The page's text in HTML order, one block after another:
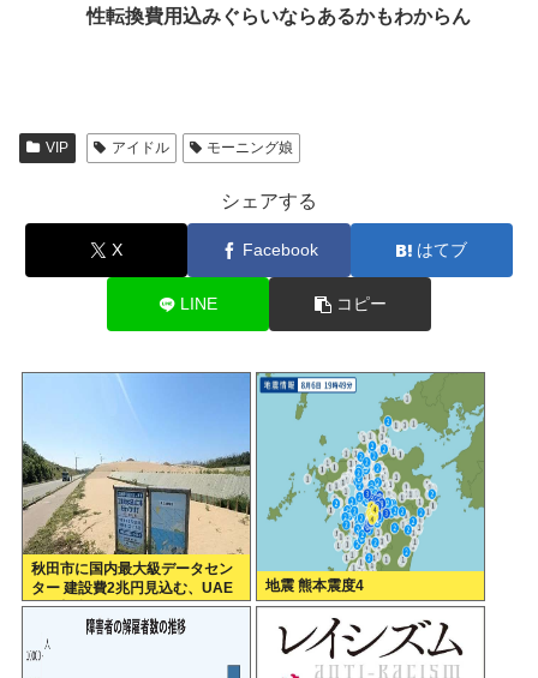
性転換費用込みぐらいならあるかもわからん
VIP アイドル モーニング娘
シェアする
X Facebook はてブ
LINE コピー
秋田市に国内最大級データセン
ター 建設費2兆円見込む、UAE
など投資
地震 熊本震度4